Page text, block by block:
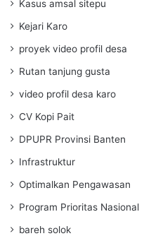
Kasus amsal sitepu
Kejari Karo
proyek video profil desa
Rutan tanjung gusta
video profil desa karo
CV Kopi Pait
DPUPR Provinsi Banten
Infrastruktur
Optimalkan Pengawasan
Program Prioritas Nasional
bareh solok